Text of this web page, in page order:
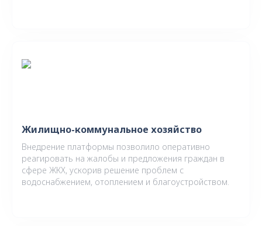
Жилищно-коммунальное хозяйство
Внедрение платформы позволило оперативно
реагировать на жалобы и предложения граждан в
сфере ЖКХ, ускорив решение проблем с
водоснабжением, отоплением и благоустройством.